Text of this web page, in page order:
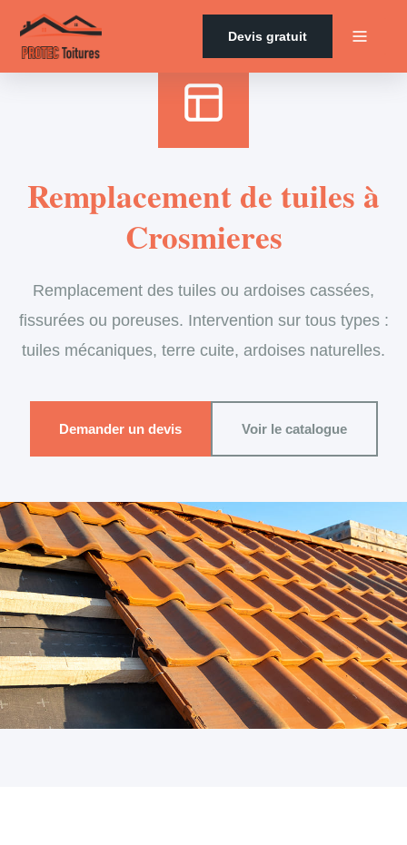
Devis gratuit
Remplacement de tuiles à
Crosmieres
Remplacement des tuiles ou ardoises cassées,
fissurées ou poreuses. Intervention sur tous types :
tuiles mécaniques, terre cuite, ardoises naturelles.
Demander un devis Voir le catalogue